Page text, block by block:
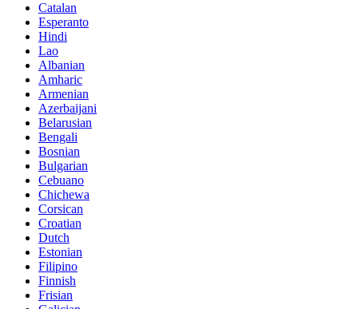
Catalan
Esperanto
Hindi
Lao
Albanian
Amharic
Armenian
Azerbaijani
Belarusian
Bengali
Bosnian
Bulgarian
Cebuano
Chichewa
Corsican
Croatian
Dutch
Estonian
Filipino
Finnish
Frisian